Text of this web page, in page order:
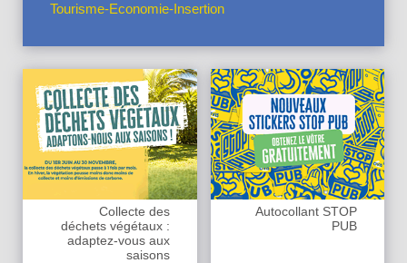
Tourisme-Economie-Insertion
Collecte des
déchets végétaux :
adaptez-vous aux
saisons
Autocollant STOP
PUB